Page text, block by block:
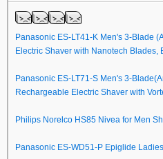
Panasonic ES-LT41-K Men's 3-Blade
Electric Shaver with Nanotech Blades,
Panasonic ES-LT71-S Men's 3-
Rechargeable Electric Shaver with
Philips Norelco HS85 Nivea for Men
Panasonic ES-WD51-P Epiglide